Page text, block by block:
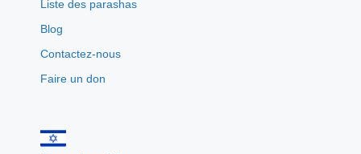
Liste des parashas
Blog
Contactez-nous
Faire un don